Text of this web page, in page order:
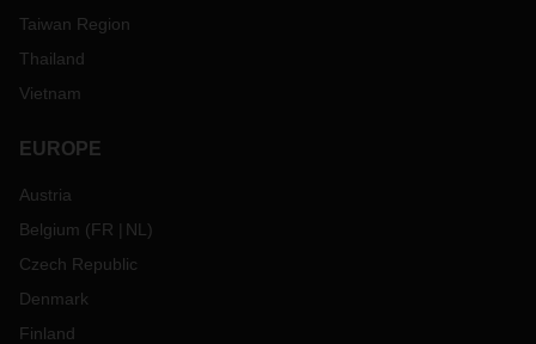
Taiwan Region
Thailand
Vietnam
EUROPE
Austria
Belgium (FR NL )
Czech Republic
Denmark
Finland